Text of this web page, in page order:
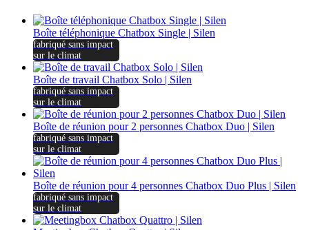
Boîte téléphonique Chatbox Single | Silen
fabriqué sans impact
sur le climat
Boîte de travail Chatbox Solo | Silen
fabriqué sans impact
sur le climat
Boîte de réunion pour 2 personnes Chatbox Duo | Silen
fabriqué sans impact
sur le climat
Boîte de réunion pour 4 personnes Chatbox Duo Plus | Silen
fabriqué sans impact
sur le climat